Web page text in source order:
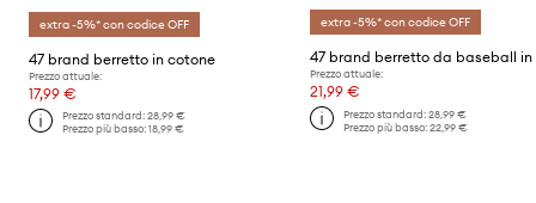
extra -5%* con codice OFF
47 brand berretto in cotone
Prezzo attuale:
17,99 €
Prezzo standard:28,99 €
Prezzo più basso:18,99 €
extra -5%* con codice OFF
Prezzo attuale:
21,99 €
Prezzo standard: 28,99 €
Prezzo più basso: 22,99 €